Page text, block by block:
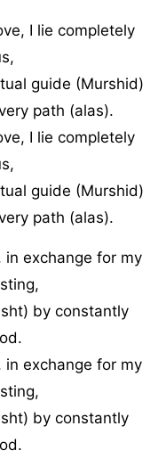
I lie completely
guide (Murshid)
path (alas).
I lie completely
guide (Murshid)
path (alas).
exchange for my
by constantly
exchange for my
by constantly